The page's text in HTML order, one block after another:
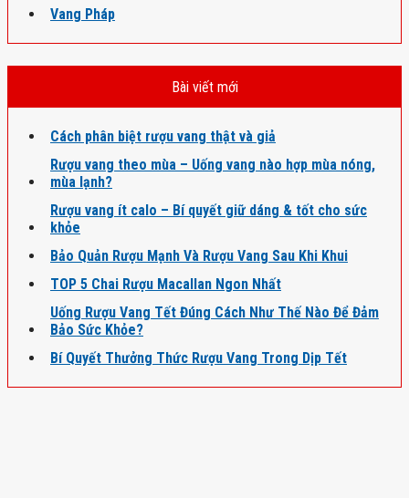
Vang Pháp
Bài viết mới
Cách phân biệt rượu vang thật và giả
Rượu vang theo mùa – Uống vang nào hợp mùa nóng,
mùa lạnh?
Rượu vang ít calo – Bí quyết giữ dáng & tốt cho sức
khỏe
Bảo Quản Rượu Mạnh Và Rượu Vang Sau Khi Khui
TOP 5 Chai Rượu Macallan Ngon Nhất
Uống Rượu Vang Tết Đúng Cách Như Thế Nào Để Đảm
Bảo Sức Khỏe?
Bí Quyết Thưởng Thức Rượu Vang Trong Dịp Tết